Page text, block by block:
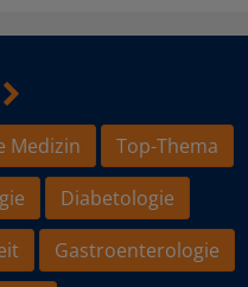
Medizin
Top-Thema
Diabetologie
Gastroenterologie